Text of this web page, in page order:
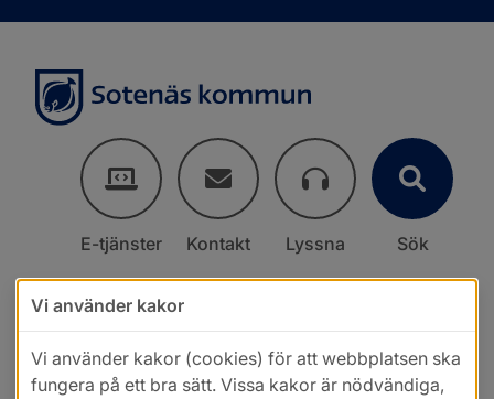
E-tjänster Kontakt Lyssna Sök
Vi använder kakor
Vi använder kakor (cookies) för att webbplatsen ska
fungera på ett bra sätt. Vissa kakor är nödvändiga,